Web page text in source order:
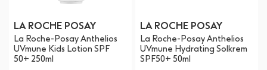
LA ROCHE POSAY
La Roche-Posay Anthelios
UVmune Kids Lotion SPF
50+ 250ml
LA ROCHE POSAY
La Roche-Posay Anthelios
UVmune Hydrating Solkrem
SPF50+ 50ml